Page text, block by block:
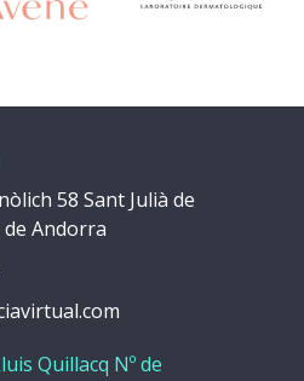
58 Sant Julià de
de Andorra
Quillacq Nº de